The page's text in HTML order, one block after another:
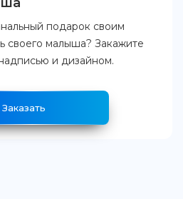
подарок своим
своего малыша? Закажите
и дизайном.
Заказать